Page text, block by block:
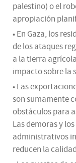
palestino) o el
apropiación
• En Gaza, los
de los ataques
a la tierra
impacto sobre la
• Las
son sumamente
obstáculos para
Las demoras y
administrativos
reducen la